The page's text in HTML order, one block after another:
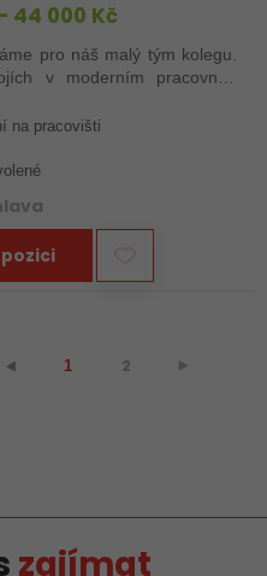
44 000 Kč
pro náš malý tým kolegu.
v moderním pracovním
na pracovišti
⯇ 1 2 ⯈
zajímat